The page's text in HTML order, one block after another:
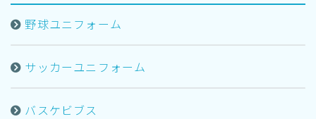
野球ユニフォーム
サッカーユニフォーム
バスケビブス